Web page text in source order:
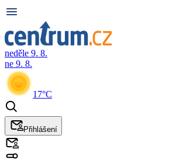
neděle 9. 8.
ne 9. 8.
17°C
Přihlášení